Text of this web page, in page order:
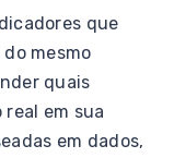
que
mesmo
quais
em sua
em dados,